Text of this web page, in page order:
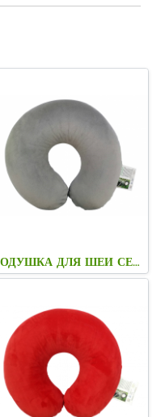
ПОДУШКА ДЛЯ ШЕИ СЕРАЯ